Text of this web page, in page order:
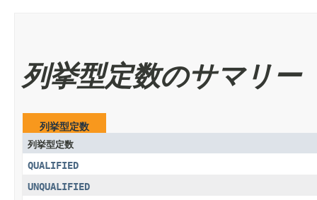
列挙型定数のサマリー
列挙型定数
列挙型定数
QUALIFIED
UNQUALIFIED